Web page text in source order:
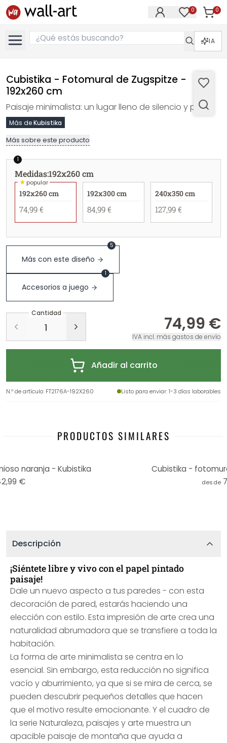
0 0
IA
Cubistika - Fotomural de Zugspitze -
192x260 cm
Paisaje minimalista: un lugar lleno de silencio y paz.
Más deKubistika
Más sobre este producto
1
Medidas:192x260 cm
★popular
192x260 cm
74,99 €
192x300 cm
84,99 €
240x350 cm
127,99 €
Más con este diseño
5
Accesorios a juego
1
Cantidad
74,99 €
IVA incl. más gastos de envío
Añadir al carrito
N.º de artículo: FT2176A-192X260 Listo para enviar: 1-3 días laborables
PRODUCTOS SIMILARES
naranja - Kubistika
€
Cubistika -
desde
Descripción
¡Siéntete libre y vivo con el papel pintado
paisaje!
Dale un nuevo aspecto a tus paredes - con esta
decoración de pared, estarás haciendo una
elección con estilo. Esta impresión de arte crea una
naturalidad abrumadora que se transfiere a toda la
habitación.
La forma de arte minimalista se centra en lo
esencial. Sin embargo, esta reducción no significa
vacío y aburrimiento, ya que si se mira de cerca, se
pueden descubrir pequeños detalles que hacen
que el motivo resulte emocionante. Y el cuadro de
la serie Naturaleza, paisajes y arte muestra un
apacible paisaje de montaña que ayuda a